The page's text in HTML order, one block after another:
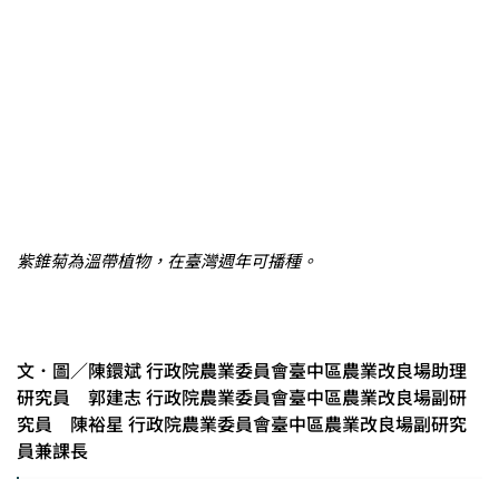
紫錐菊為溫帶植物，在臺灣週年可播種。
文．圖／陳鐶斌 行政院農業委員會臺中區農業改良場助理
研究員 郭建志 行政院農業委員會臺中區農業改良場副研
究員 陳裕星 行政院農業委員會臺中區農業改良場副研究
員兼課長